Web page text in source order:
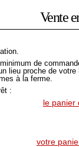
Vente
de
lieu proche de
à la ferme.
:
le panier
votre